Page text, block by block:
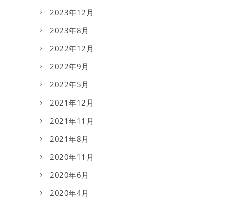
2023年12月
2023年8月
2022年12月
2022年9月
2022年5月
2021年12月
2021年11月
2021年8月
2020年11月
2020年6月
2020年4月